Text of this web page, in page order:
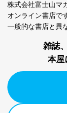
1
当社の定
ービス等
の方の個
当社にお
いただい
株式会社富士山マ
オンライン書店で
一般的な書店と異
雑誌
本屋